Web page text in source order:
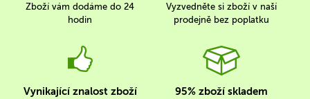
Zboží vám dodáme do 24
hodin
Vyzvedněte si zboží v naší
prodejně bez poplatku
Vynikající znalost zboží 95% zboží skladem